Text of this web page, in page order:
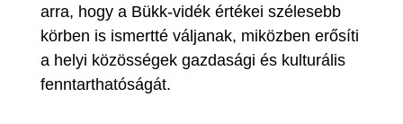
arra, hogy a Bükk-vidék értékei szélesebb
körben is ismertté váljanak, miközben erősíti
a helyi közösségek gazdasági és kulturális
fenntarthatóságát.